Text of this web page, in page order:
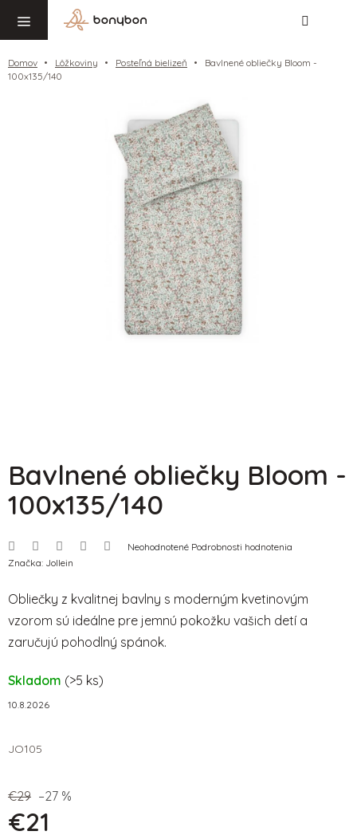
obsah
Domov Lôžkoviny Posteľná bielizeň
Bavlnené obliečky Bloom -
100x135/140
Bavlnené obliečky Bloom -
100x135/140
Priemerné
z
5
hviezdičiek.
Neohodnotené Podrobnosti hodnotenia
Značka: Jollein
Obliečky z kvalitnej bavlny s moderným kvetinovým
vzorom sú ideálne pre jemnú pokožku vašich detí a
zaručujú pohodlný spánok.
Skladom (>5 ks)
10.8.2026
JO105
€29 –27 %
€21